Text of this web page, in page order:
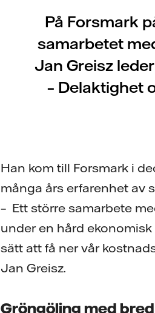
På Forsmark
samarbetet
Jan Greisz
– Delaktighet
Han kom till Forsmark i
många års erfarenhet av
– Ett större samarbete
under en hård
sätt att få ner vår
Jan Greisz.
Gröngöling med